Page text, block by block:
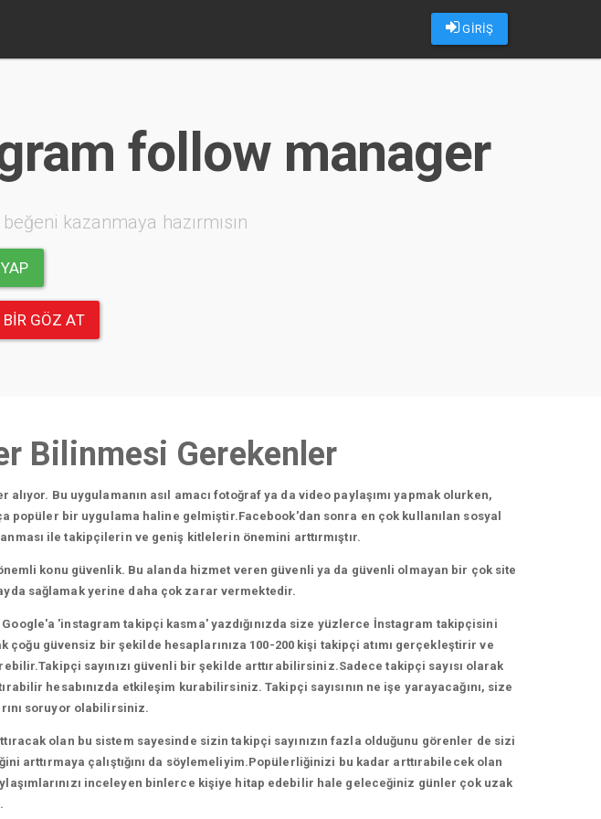
GİRİŞ
follow manager
kazanmaya hazırmısın
GÖZ AT
Bilinmesi Gerekenler
Bu uygulamanın asıl amacı fotoğraf ya da video paylaşımı yapmak olurken,
bir uygulama haline gelmiştir.Facebook'dan sonra en çok kullanılan sosyal
ile takipçilerin ve geniş kitlelerin önemini arttırmıştır.
konu güvenlik. Bu alanda hizmet veren güvenli ya da güvenli olmayan bir çok site
sağlamak yerine daha çok zarar vermektedir.
'instagram takipçi kasma' yazdığınızda size yüzlerce İnstagram takipçisini
güvensiz bir şekilde hesaplarınıza 100-200 kişi takipçi atımı gerçekleştirir ve
sayınızı güvenli bir şekilde arttırabilirsiniz.Sadece takipçi sayısı olarak
hesabınızda etkileşim kurabilirsiniz. Takipçi sayısının ne işe yarayacağını, size
soruyor olabilirsiniz.
olan bu sistem sayesinde sizin takipçi sayınızın fazla olduğunu görenler de sizi
arttırmaya çalıştığını da söylemeliyim.Popülerliğinizi bu kadar arttırabilecek olan
inceleyen binlerce kişiye hitap edebilir hale geleceğiniz günler çok uzak